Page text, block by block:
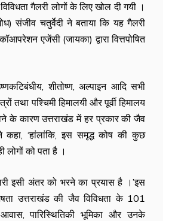
गैलरी लोगों के लिए खोल दी गयी ।
संजीव चतुर्वेदी ने बताया कि यह गैलरी
एजेंसी (जायका) द्वारा वित्तपोषित
शीतोष्ण, अल्पाइन आदि सभी
तथा पश्चिमी हिमालयी और पूर्वी हिमालय
के कारण उत्तराखंड में हर प्रकार की जैव
कहा, ‘हांलांकि, इस समृद्ध कोष की कुछ
लोगों को पता है ।
इसी अंतर को भरने का प्रयास है ।’इस
उत्तराखंड की जैव विविधता के 101
पारिस्थितिकी भूमिका और उनके